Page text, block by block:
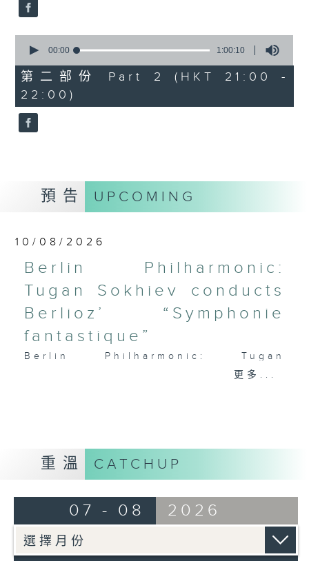
RACHMANINOV
Cello Sonata in D minor, Op. 40
(28’)
Donqing FANG
Lin Chong, Op. 37 (8’)
BRAHMS
Requiem, Op. 66 (8’)
Rossini’s Mosè in Egitto (arr. for 4
Presented by The Hong Kong
Academy for Performing Arts
Recorded at William Au Concert
Hall, HKAPA on 20/4/2026
Recording provided by HKAPA
演藝學院大提琴音樂節2026：友鄰音樂會
J. S. 巴赫
C小調第五無伴奏大提琴組曲，BWV1011
拉赫曼尼諾夫
悲歌，作品3，第一首 (5’)
seconds
1
hour,
10
seconds
00:00 1:00:10
第二部份 Part 2 (HKT 21:00 -
22:00)
預告 UPCOMING
10/08/2026
Berlin Philharmonic:
Tugan Sokhiev conducts
Berlioz’ “Symphonie
fantastique”
Berlin Philharmonic: Tugan
Tugan Sokhiev (conductor)
MENDELSSOHN
BRAHMS
Cello in A minor, Op. 102 (34’)
BERLIOZ
更多...
重溫 CATCHUP
07 - 08 2026